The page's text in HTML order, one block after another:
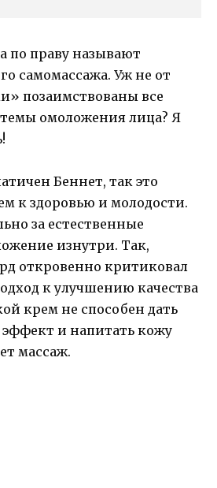
по праву называют
самомассажа. Уж не от
позаимствованы все
омоложения лица? Я
Беннет, так это
к здоровью и молодости.
за естественные
изнутри. Так,
откровенно критиковал
к улучшению качества
крем не способен дать
и напитать кожу
массаж.